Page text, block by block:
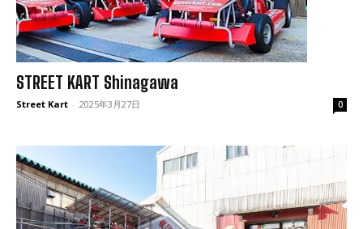
STREET KART Shinagawa
Street Kart - 2025年3月27日 0